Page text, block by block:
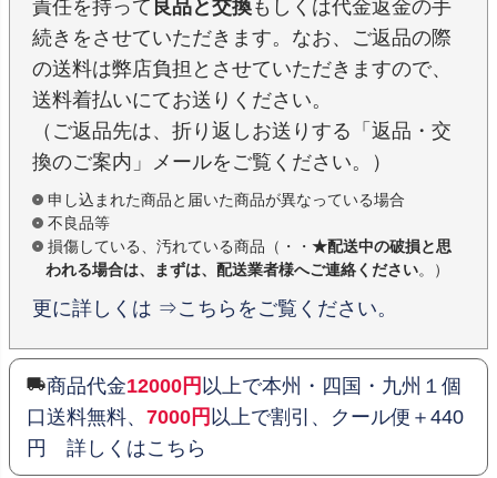
責任を持って 良品と交換もしくは代金返金の手
続きをさせていただきます。なお、ご返品の際
の送料は弊店負担とさせていただきますので、
送料着払いにてお送りください。
（ご返品先は、折り返しお送りする「返品・交
換のご案内」メールをご覧ください。）
申し込まれた商品と届いた商品が異なっている場合
不良品等
損傷している、汚れている商品（・・ ★配送中の破損と思
われる場合は、まずは、配送業者様へご連絡ください。）
更に詳しくは ⇒こちらをご覧ください。
商品代金12000円 以上で本州・四国・九州１個
口送料無料、 7000円 以上で割引、クール便＋440
円 詳しくはこちら